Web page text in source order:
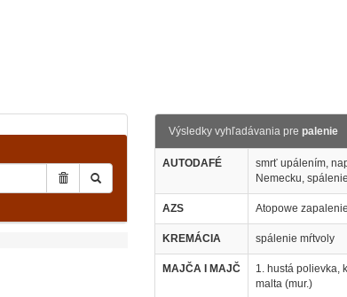
Výsledky vyhľadávania pre palenie
AUTODAFÉ
smrť upálením,
Nemecku,
AZS Atopowe
KREMÁCIA spálenie mŕtvoly
MAJČA I MAJČ
1. hustá polievka,
malta (mur.)